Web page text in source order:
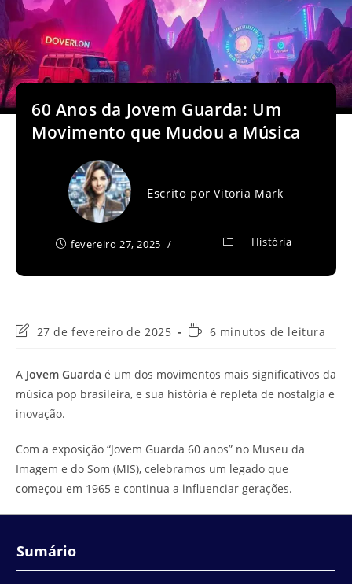
60 Anos da Jovem Guarda: Um
Movimento que Mudou a Música
Escrito porVitoria Mark
fevereiro 27, 2025 História
Última
post:
27 de fevereiro de 2025
Tempo6 minutos de leitura
A Jovem Guarda é um dos movimentos mais significativos da
música pop brasileira, e sua história é repleta de nostalgia e
inovação.
Com a exposição “Jovem Guarda 60 anos” no Museu da
Imagem e do Som (MIS), celebramos um legado que
começou em 1965 e continua a influenciar gerações.
Sumário